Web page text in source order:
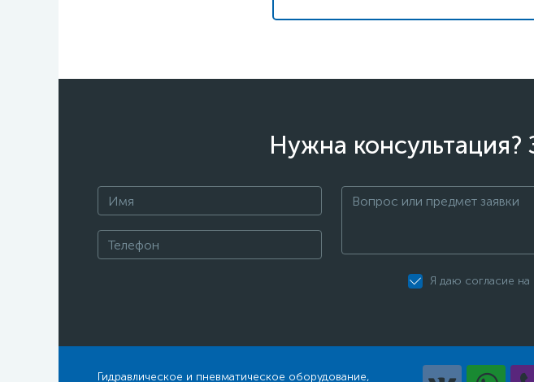
Нужна консультация?
Я даю согласие
Гидравлическое и пневматическое оборудование,